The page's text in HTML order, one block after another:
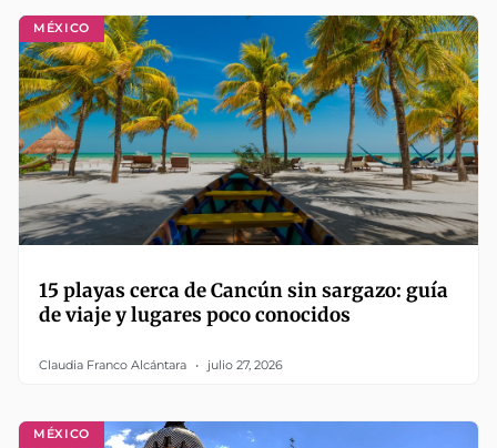
MÉXICO
15 playas cerca de Cancún sin sargazo: guía
de viaje y lugares poco conocidos
Claudia Franco Alcántara julio 27, 2026
MÉXICO